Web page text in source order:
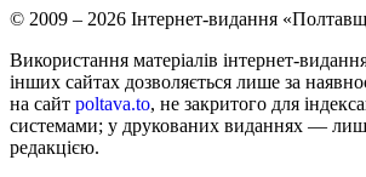
© 2009 – 2026 Інтернет-видання
Використання матеріалів інтернет-
інших сайтах дозволяється лише за
на сайт poltava.to, не закритого для
системами; у друкованих виданнях —
редакцією.